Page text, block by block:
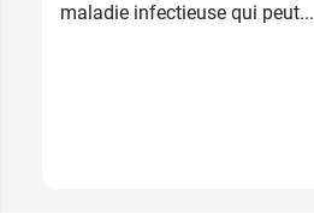
maladie infectieuse qui peut...